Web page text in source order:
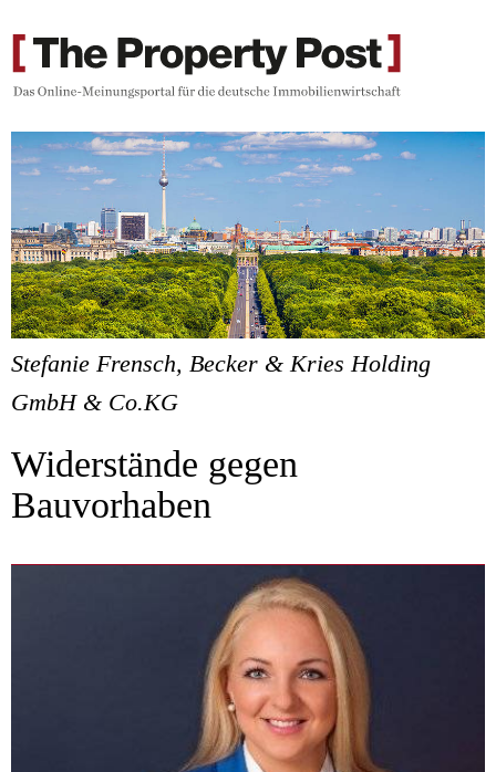
Stefanie Frensch, Becker & Kries Holding
GmbH & Co.KG
Widerstände gegen
Bauvorhaben